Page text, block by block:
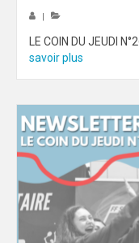
|
LE COIN DU JEUDI
savoir plus